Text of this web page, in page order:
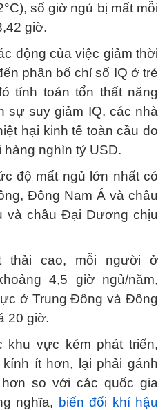
số giờ ngủ bị mất mỗi
giờ.
động của việc giảm thời
phân bố chỉ số IQ ở trẻ
tính toán tổn thất năng
sự suy giảm IQ, các nhà
hại kinh tế toàn cầu do
nghìn tỷ USD.
độ mất ngủ lớn nhất có
Đông Nam Á và châu
và châu Đại Dương chịu
thải cao, mỗi người ở
4,5 giờ ngủ/năm,
ở Trung Đông và Đông
20 giờ.
khu vực kém phát triển,
ít hơn, lại phải gánh
so với các quốc gia
nghĩa, biến đổi khí hậu